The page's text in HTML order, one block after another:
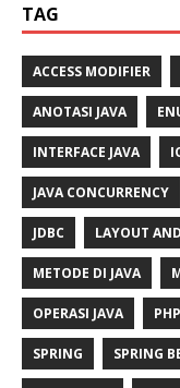
TAG
ACCESS MODIFIER
ANOTASI JAVA
INTERFACE JAVA
JAVA CONCURRENCY
JDBC LAYOUT
METODE DI JAVA
OPERASI JAVA PHP
SPRING SPRING